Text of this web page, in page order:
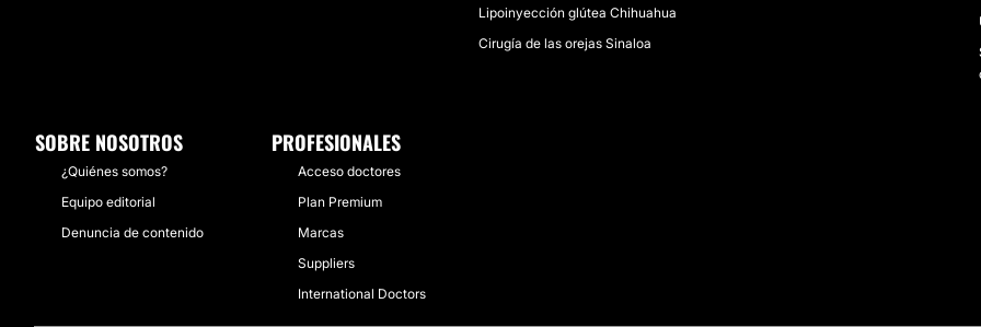
Lipoinyección glútea Chihuahua
Cirugía de las orejas Sinaloa
SOBRE NOSOTROS
¿Quiénes somos?
Equipo editorial
Denuncia de contenido
PROFESIONALES
Acceso doctores
Plan Premium
Marcas
Suppliers
International Doctors